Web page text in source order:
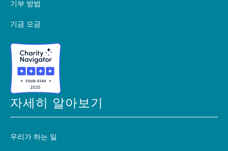
기부 방법
기금 모금
자세히 알아보기
우리가 하는 일